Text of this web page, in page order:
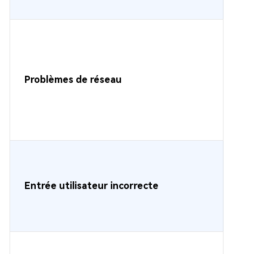
Problèmes de réseau
Entrée utilisateur incorrecte